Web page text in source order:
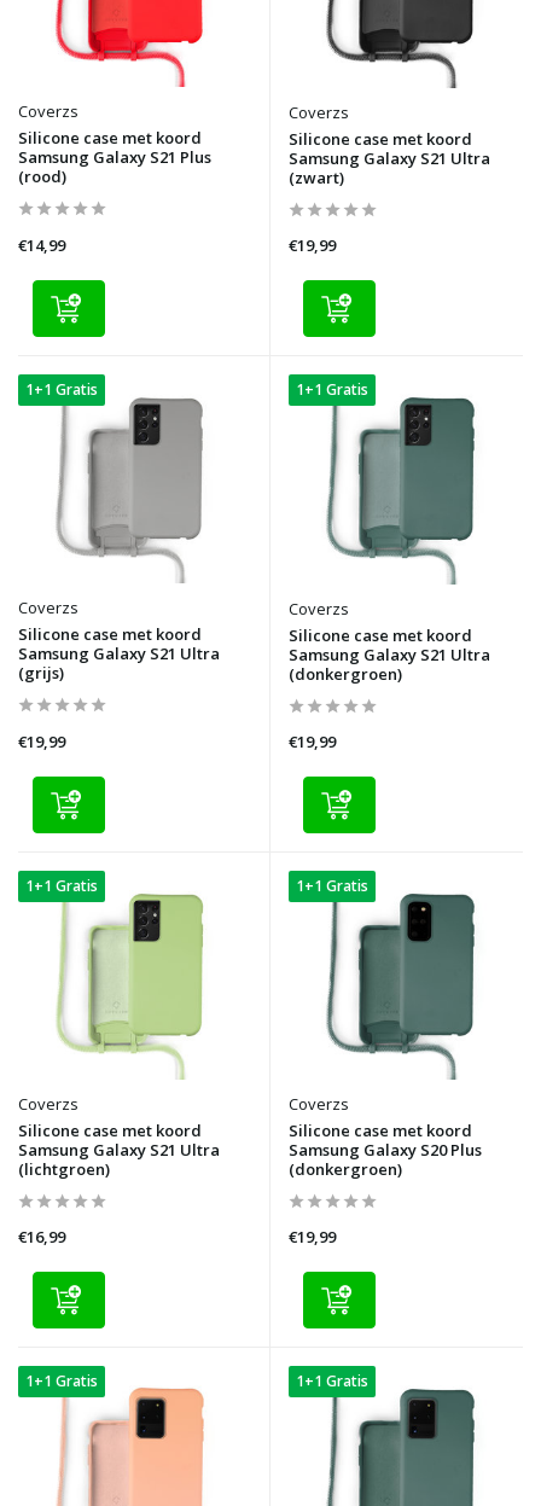
Coverzs
Silicone case met koord
Samsung Galaxy S21 Plus
(rood)
€14,99
Coverzs
Silicone case met koord
Samsung Galaxy S21 Ultra
(zwart)
€19,99
1+1 Gratis
Coverzs
Silicone case met koord
Samsung Galaxy S21 Ultra
(grijs)
€19,99
1+1 Gratis
Coverzs
Silicone case met koord
Samsung Galaxy S21 Ultra
(donkergroen)
€19,99
1+1 Gratis
Coverzs
Silicone case met koord
Samsung Galaxy S21 Ultra
(lichtgroen)
€16,99
1+1 Gratis
Coverzs
Silicone case met koord
Samsung Galaxy S20 Plus
(donkergroen)
€19,99
1+1 Gratis 1+1 Gratis